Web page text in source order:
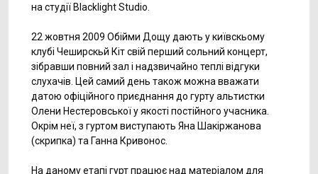
на студії Blacklight Studio.
22 жовтня 2009 Обійми Дощу дають у київскьому
клубі Чеширскьй Кіт свій перший сольний концерт,
зібравши повний зал і надзвичайно теплі відгуки
слухачів. Цей самий день також можна вважати
датою офіційного приєднання до гурту альтистки
Олени Нестеровської у якості постійного учасника.
Окрім неї, з гуртом виступають Яна Шакіржанова
(скрипка) та Ганна Кривонос.
На даному етапі гурт працює над матеріалом для